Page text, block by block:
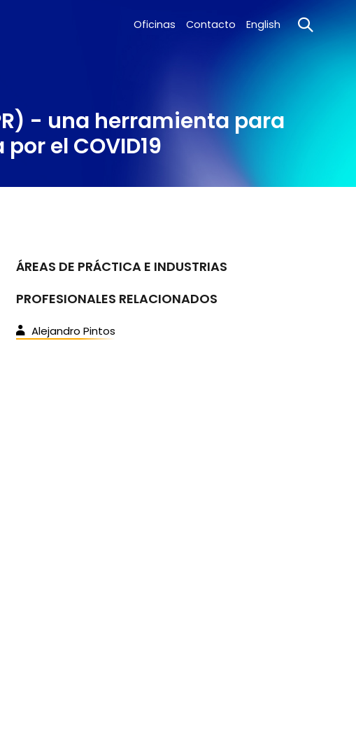
Oficinas Contacto English
- una herramienta para
el COVID19
ÁREAS DE PRÁCTICA E INDUSTRIAS
PROFESIONALES RELACIONADOS
Alejandro Pintos